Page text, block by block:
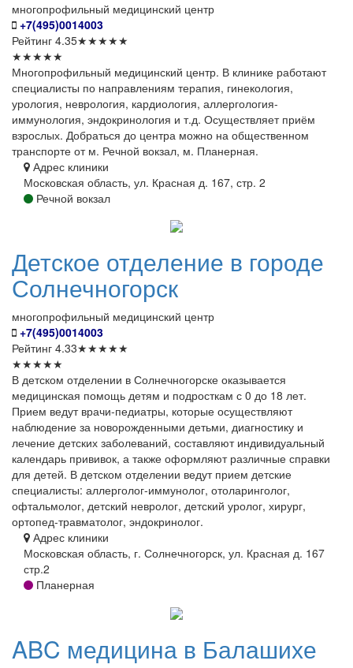
многопрофильный медицинский центр
+7(495)0014003
Рейтинг 4.35★★★★★
★★★★★
Многопрофильный медицинский центр. В клинике работают
специалисты по направлениям терапия, гинекология,
урология, неврология, кардиология, аллергология-
иммунология, эндокринология и т.д. Осуществляет приём
взрослых. Добраться до центра можно на общественном
транспорте от м. Речной вокзал, м. Планерная.
Адрес клиники
Московская область, ул. Красная д. 167, стр. 2
Речной вокзал
Детское отделение в городе
Солнечногорск
многопрофильный медицинский центр
+7(495)0014003
Рейтинг 4.33★★★★★
★★★★★
В детском отделении в Солнечногорске оказывается
медицинская помощь детям и подросткам с 0 до 18 лет.
Прием ведут врачи-педиатры, которые осуществляют
наблюдение за новорожденными детьми, диагностику и
лечение детских заболеваний, составляют индивидуальный
календарь прививок, а также оформляют различные справки
для детей. В детском отделении ведут прием детские
специалисты: аллерголог-иммунолог, отоларинголог,
офтальмолог, детский невролог, детский уролог, хирург,
ортопед-травматолог, эндокринолог.
Адрес клиники
Московская область, г. Солнечногорск, ул. Красная д. 167
стр.2
Планерная
ABC медицина в Балашихе